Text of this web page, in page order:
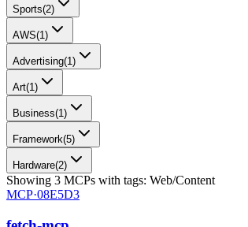
Sports(2)
AWS(1)
Advertising(1)
Art(1)
Business(1)
Framework(5)
Hardware(2)
Showing 3 MCPs with tags: Web/Content
MCP·08E5D3